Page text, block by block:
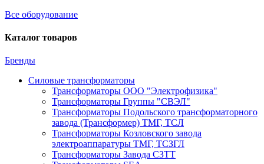
Все оборудование
Каталог товаров
Бренды
Силовые трансформаторы
Трансформаторы ООО "Электрофизика"
Трансформаторы Группы "СВЭЛ"
Трансформаторы Подольского трансформаторного
завода (Трансформер) ТМГ, ТСЛ
Трансформаторы Козловского завода
электроаппаратуры ТМГ, ТСЗГЛ
Трансформаторы Завода СЗТТ